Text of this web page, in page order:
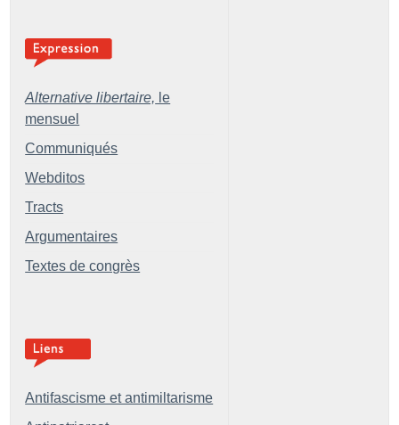
Alternative libertaire, le
mensuel
Communiqués
Webditos
Tracts
Argumentaires
Textes de congrès
Antifascisme et antimiltarisme